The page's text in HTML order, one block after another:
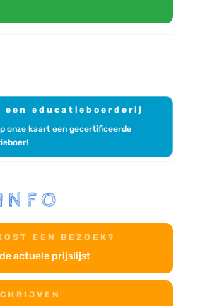
een educatieboerderij
onze kaart een gecertificeerde
EEN BEZOEK?
actuele prijslijst